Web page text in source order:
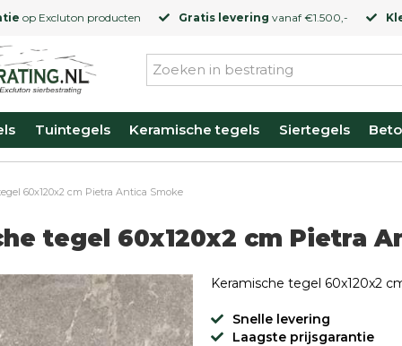
op Excluton producten Gratis levering vanaf €1.500,-
Tuintegels Keramische tegels Siertegels
60x120x2 cm Pietra Antica Smoke
tegel 60x120x2 cm Pietra
Keramische tegel 60x120x2
Snelle levering
Laagste prijsgarantie